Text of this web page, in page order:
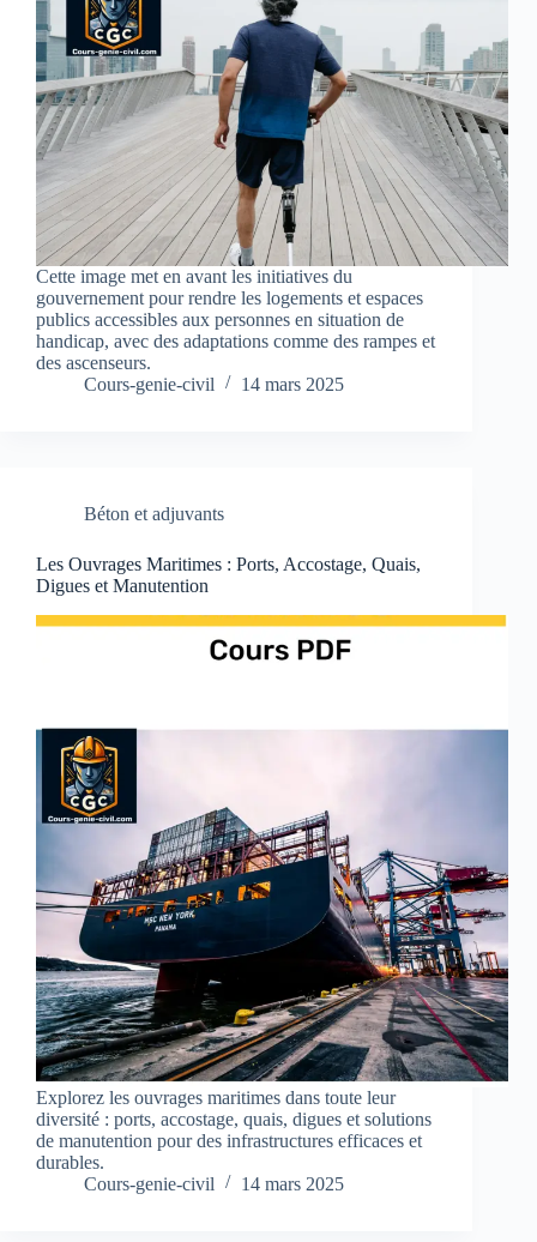
Cette image met en avant les initiatives du
gouvernement pour rendre les logements et espaces
publics accessibles aux personnes en situation de
handicap, avec des adaptations comme des rampes et
des ascenseurs.
Cours-genie-civil
14 mars 2025
Béton et adjuvants
Les Ouvrages Maritimes : Ports, Accostage, Quais,
Digues et Manutention
Explorez les ouvrages maritimes dans toute leur
diversité : ports, accostage, quais, digues et solutions
de manutention pour des infrastructures efficaces et
durables.
Cours-genie-civil
14 mars 2025